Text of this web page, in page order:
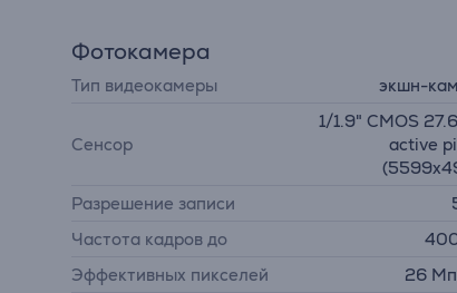
Фотокамера
Тип видеокамеры экшн-
Сенсор
1/1.9" CMOS
active
Разрешение записи
Частота кадров до
Эффективных пикселей
26